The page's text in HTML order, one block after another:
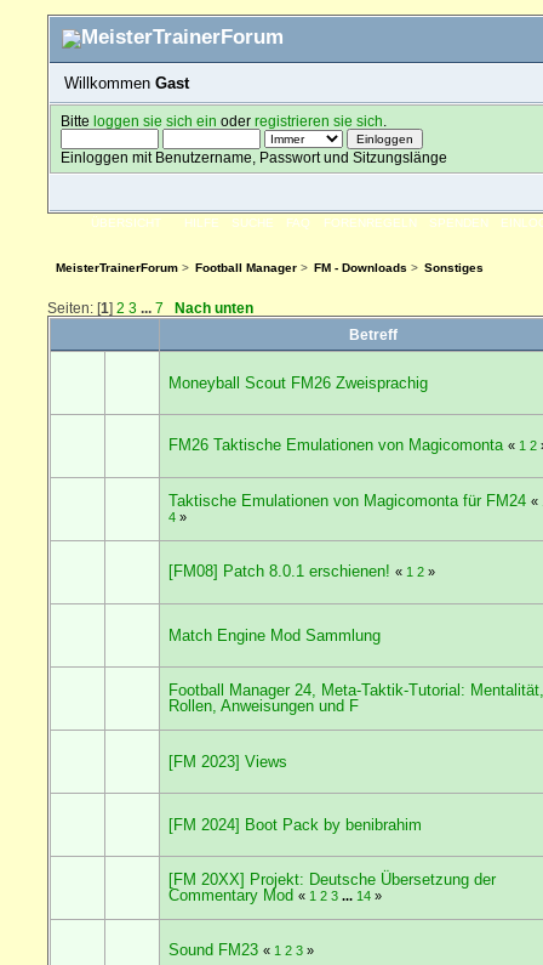
Willkommen Gast
Bitteloggen sie sich ein oderregistrieren sie sich
Einloggen mit Benutzername, Passwort und Sitzungslänge
ÜBERSICHT HILFE SUCHE FAQ FORENREGELN SPENDEN
MeisterTrainerForum> Football Manager> FM - Downloads > Sonstiges
Seiten: [1]2 3 ...7
Nach unten
Betreff
Moneyball Scout FM26 Zweisprachig
FM26 Taktische Emulationen von Magicomonta « 1 2
Taktische Emulationen von Magicomonta für FM24 «
4»
[FM08] Patch 8.0.1 erschienen! « 1 2»
Match Engine Mod Sammlung
Football Manager 24, Meta-Taktik-Tutorial: Mentalität,
Rollen, Anweisungen und F
[FM 2023] Views
[FM 2024] Boot Pack by benibrahim
[FM 20XX] Projekt: Deutsche Übersetzung der
Commentary Mod « 1 2 3 ... 14»
Sound FM23 « 1 2 3»